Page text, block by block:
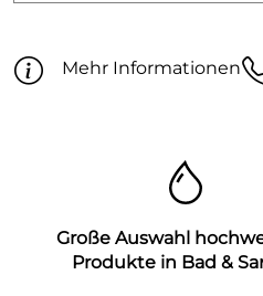
Mehr Informationen
Große Auswahl
Produkte in Bad &